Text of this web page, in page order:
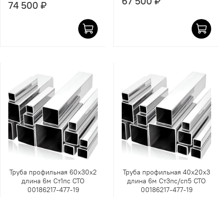
74 500 ₽
Труба профильная 60х30х2
длина 6м Ст1пс СТО
00186217-477-19
Труба профильная 40х20х3
длина 6м Ст3пс/сп5 СТО
00186217-477-19